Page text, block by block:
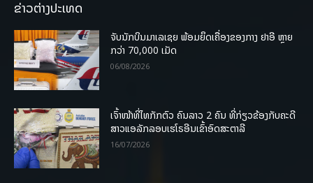
ຂ່າວຕ່າງປະເທດ
ຈັບນັກບິນມາເລເຊຍ ພ້ອມຍຶດເຄື່ອງຂອງກາງ ຢາອີ ຫຼາຍ
ກວ່າ 70,000 ເມັດ
06/08/2026
ເຈົ້າໜ້າທີ່ໄທກັກຕົວ ຄົນລາວ 2 ຄົນ ທີ່ກ່ຽວຂ້ອງກັບຄະດີ
ສາວແອລັກລອບເຮໂຣອີນເຂົ້າອົດສະຕາລີ
16/07/2026